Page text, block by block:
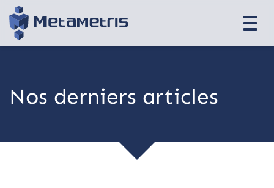
Nos derniers articles